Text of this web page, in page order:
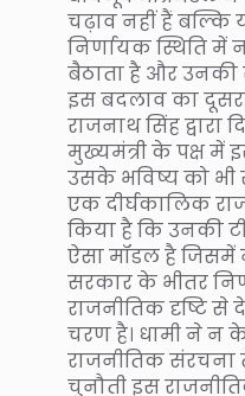
चढ़ाव नहीं हैं बल्कि
निर्णायक स्थिति में
बैठाता है और उनकी
इस बदलाव का दूसरा
राजनाथ सिंह
मुख्यमंत्री के पक्ष में
उसके भविष्य को भी
एक दीर्घकालिक
किया है कि उनकी
ऐसा मॉडल है जिसमें
सरकार के भीतर
राजनीतिक दृष्टि से
चरण है। धामी ने न
राजनीतिक संरचना
चुनौती इस